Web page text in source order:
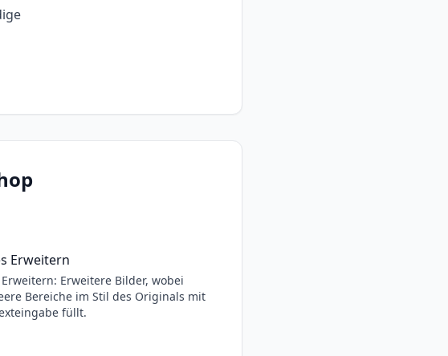
Erweitern
Erweitere Bilder, wobei
Bereiche im Stil des Originals mit
füllt.